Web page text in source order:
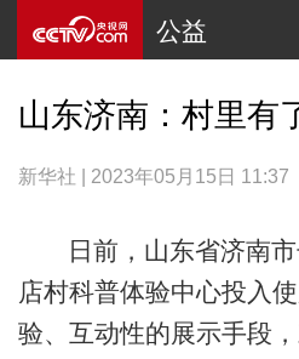
公益
山东济南：村里有
新华社 | 2023年05月15日 11:37
日前，山东省济南
店村科普体验中心投入
验、互动性的展示手段